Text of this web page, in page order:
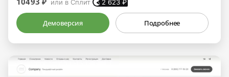
или в Сплит 2 623 ₽
Демоверсия Подробнее